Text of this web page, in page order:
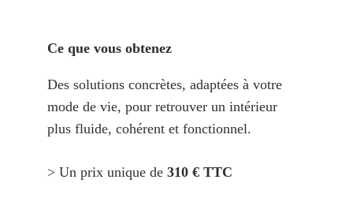
Ce que vous obtenez
Des solutions concrètes, adaptées à votre
mode de vie, pour retrouver un intérieur
plus fluide, cohérent et fonctionnel.
> Un prix unique de 310 € TTC